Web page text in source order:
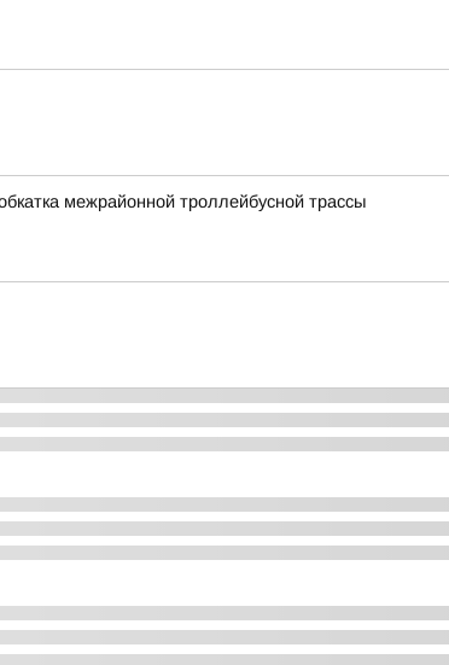
межрайонной троллейбусной трассы